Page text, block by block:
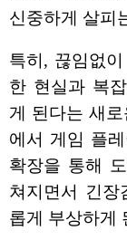
신중하게 살피
특히, 끊임없
한 현실과 복
게 된다는 새
에서 게임 플
확장을 통해
쳐지면서 긴장
롭게 부상하게